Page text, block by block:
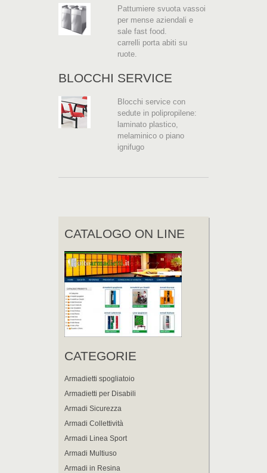
Pattumiere svuota vassoi
per mense aziendali e
sale fast food.
carrelli porta abiti su
ruote.
BLOCCHI SERVICE
Blocchi service con
sedute in polipropilene:
laminato plastico,
melaminico o piano
ignifugo
CATALOGO ON LINE
CATEGORIE
Armadietti spogliatoio
Armadietti per Disabili
Armadi Sicurezza
Armadi Collettività
Armadi Linea Sport
Armadi Multiuso
Armadi in Resina